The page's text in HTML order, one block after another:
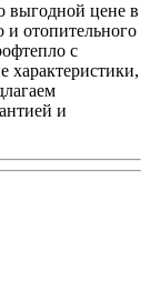
выгодной цене в
и отопительного
с
характеристики,
и